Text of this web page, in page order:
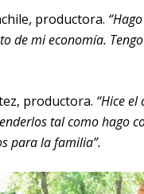
productora.
de mi economía.
productora. “Hice
tal como hago
para la familia”.